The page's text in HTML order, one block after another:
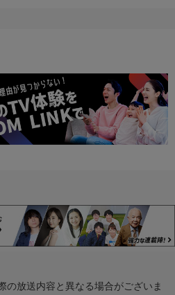
の放送内容と異なる場合がございま